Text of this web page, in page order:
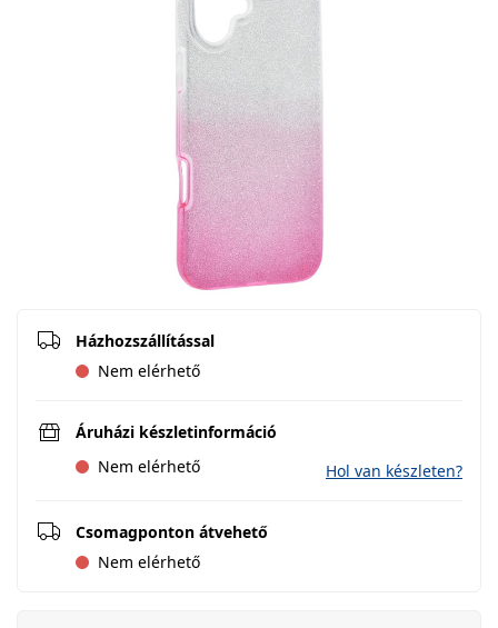
Házhozszállítással
Nem elérhető
Áruházi készletinformáció
Nem elérhető
Hol van készleten?
Csomagponton átvehető
Nem elérhető